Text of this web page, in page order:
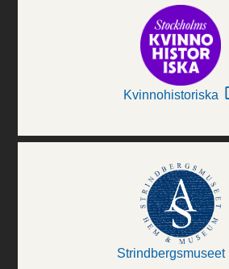
Kvinnohistoriska
Strindbergsmuseet